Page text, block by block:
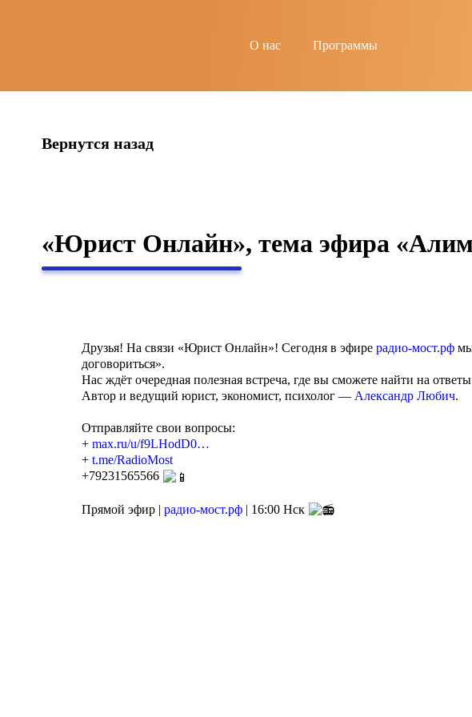
О нас Программы
Вернутся назад
«Юрист Онлайн», тема эфира
Друзья! На связи «Юрист Онлайн»! Сегодня в эфире радио-мост.рф
договориться».
Нас ждёт очередная полезная встреча, где вы сможете найти на
Автор и ведущий юрист, экономист, психолог — Александр Любич.
Отправляйте свои вопросы:
+ max.ru/u/f9LHodD0…
+ t.me/RadioMost
+79231565566
Прямой эфир | радио-мост.рф | 16:00 Нск